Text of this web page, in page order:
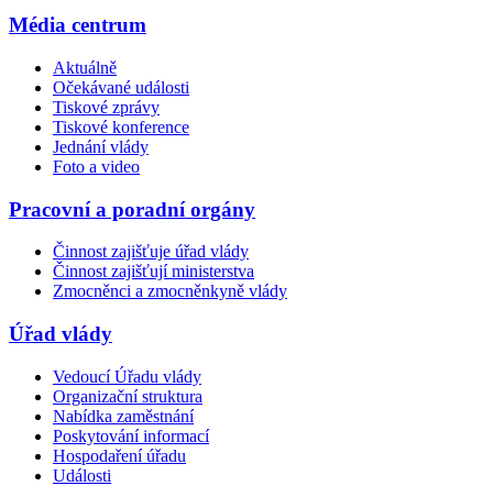
Média centrum
Aktuálně
Očekávané události
Tiskové zprávy
Tiskové konference
Jednání vlády
Foto a video
Pracovní a poradní orgány
Činnost zajišťuje úřad vlády
Činnost zajišťují ministerstva
Zmocněnci a zmocněnkyně vlády
Úřad vlády
Vedoucí Úřadu vlády
Organizační struktura
Nabídka zaměstnání
Poskytování informací
Hospodaření úřadu
Události